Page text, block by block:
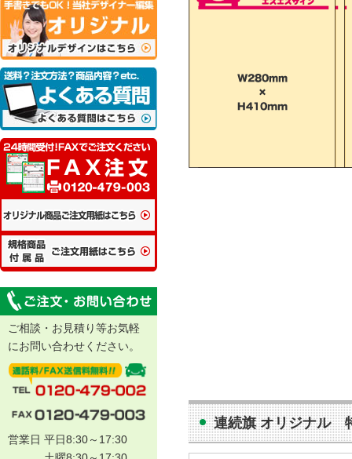
連続旗 オリジナル
ご相談・お見積り等お気軽
にお問い合わせください。
営業日 平日8:30～17:30